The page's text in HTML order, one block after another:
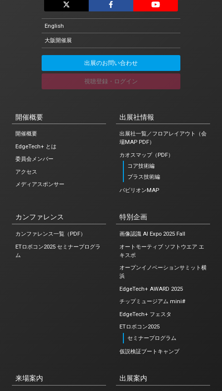
English
大阪開催展
出展のお問い合わせ
視聴登録・ログイン
開催概要
開催概要
EdgeTech+ とは
委員会メンバー
アクセス
メディアスポンサー
出展社情報
出展社一覧／フロアレイアウト（会
場MAP PDF）
カオスマップ（PDF）
コア技術編
プラス技術編
パビリオンMAP
カンファレンス
カンファレンス一覧（PDF）
ETロボコン2025 セミナープログラ
ム
特別企画
画像認識 AI Expo 2025 Fall
オートモーティブ ソフトウエア エ
キスポ
オープンイノベーションサミット横
浜
EdgeTech+ AWARD 2025
チップミュージアム mini#
EdgeTech+ フェスタ
ETロボコン2025
セミナープログラム
仮説検証ブートキャンプ
来場案内 出展案内